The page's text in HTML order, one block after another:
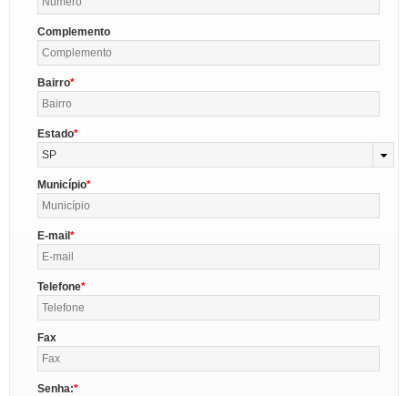
Complemento
Bairro
Estado
SP
Município
E-mail
Telefone
Fax
Senha: